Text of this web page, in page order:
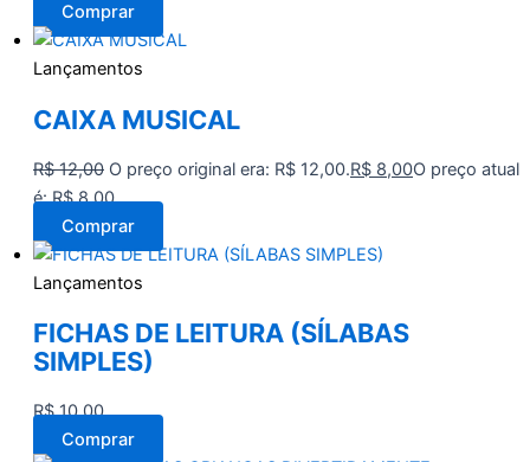
Comprar
Lançamentos
CAIXA MUSICAL
R$12,00 O preço original era: R$ 12,00.R$ 8,00O preço atual
é: R$ 8,00.
Comprar
Lançamentos
FICHAS DE LEITURA (SÍLABAS
SIMPLES)
R$10,00
Comprar